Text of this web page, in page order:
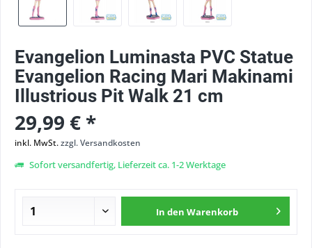
Evangelion Luminasta PVC Statue
Evangelion Racing Mari Makinami
Illustrious Pit Walk 21 cm
29,99 € *
inkl. MwSt.zzgl. Versandkosten
Sofort versandfertig, Lieferzeit ca. 1-2 Werktage
In den Warenkorb